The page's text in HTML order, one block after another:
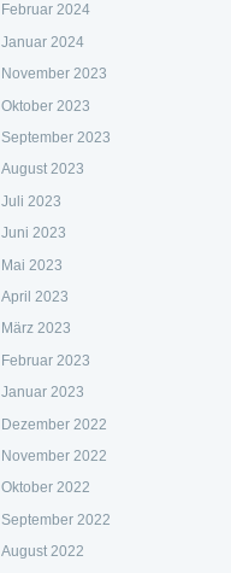
Februar 2024
Januar 2024
November 2023
Oktober 2023
September 2023
August 2023
Juli 2023
Juni 2023
Mai 2023
April 2023
März 2023
Februar 2023
Januar 2023
Dezember 2022
November 2022
Oktober 2022
September 2022
August 2022